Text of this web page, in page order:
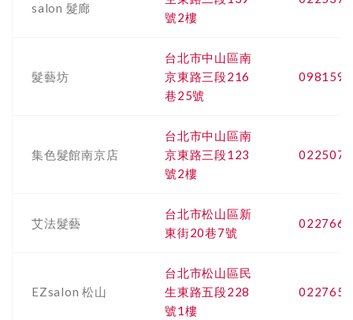
salon 髮廊
號2樓
髮藝坊
台北市中山區南
京東路三段216
巷25號
集色髮館南京店
台北市中山區南
京東路三段123
號2樓
艾法髮藝
台北市松山區新
東街20巷7號
EZsalon 松山
台北市松山區民
生東路五段228
號1樓